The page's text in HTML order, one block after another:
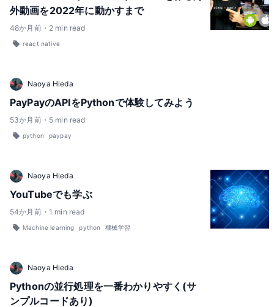
外動画を2022年に動かすまで
48か月前・ 2 min read
react native
Naoya Hieda
PayPayのAPIをPythonで体験してみよう
53か月前・ 5 min read
python paypay
Naoya Hieda
YouTubeでも学ぶ
54か月前・ 1 min read
Machine learning python 機械学習
Naoya Hieda
Pythonの並行処理を一番わかりやすく(サ
ンプルコードあり)